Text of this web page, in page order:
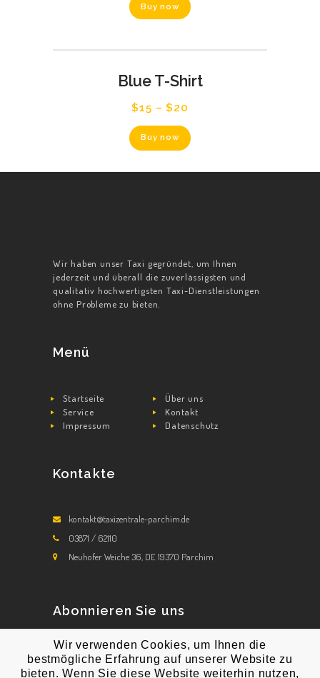
Buy now
Varianten
Die
werden
Blue T-Shirt
$15 –$20
Buy now
mehrere
der
Produktseite
gewählt
Wir haben unser Taxi gegründet, um Ihnen
jederzeit und überall die zuverlässigsten und
qualitativ hochwertigsten Taxi-Dienstleistungen
ohne Probleme zu bieten.
Menü
Startseite
Über uns
Service
Kontakt
Impressum
Datenschutz
Kontakte
kontakt@taxizentrale-parchim.de
03871 / 62110
Neuhofer Weiche 36, DE 19370 Parchim
Abonnieren Sie uns
Abonnieren Sie unsere Newsletters!
Wir verwenden Cookies, um Ihnen die
bestmögliche Erfahrung auf unserer Website zu
bieten. Wenn Sie diese Website weiterhin nutzen,